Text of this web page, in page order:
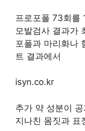
프로포폴 73회를
모발검사 결과가
포폴과 마리화나
트 결과에서
isyn.co.kr
추가 약 성분이
지나친 몸짓과 표